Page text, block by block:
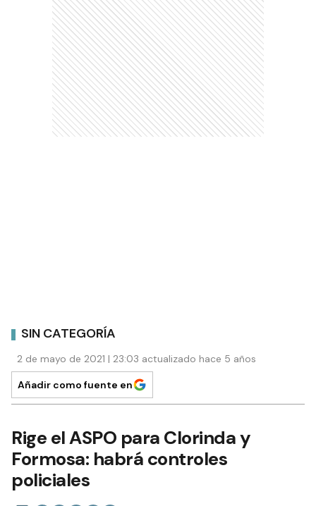
SIN CATEGORÍA
2 de mayo de 2021 | 23:03 actualizado hace 5 años
Añadir como fuente en
Rige el ASPO para Clorinda y
Formosa: habrá controles
policiales